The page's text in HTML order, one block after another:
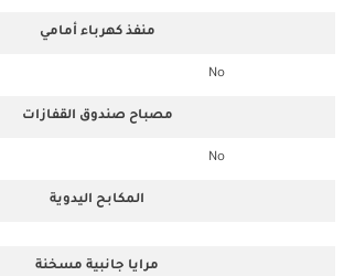
منفذ كهرباء أمامي
No
مصباح صندوق القفازات
No
المكابح اليدوية
مرايا جانبية مسخنة